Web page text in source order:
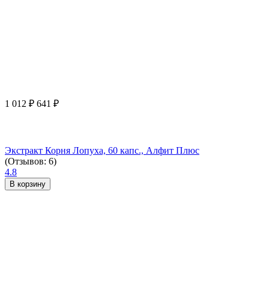
1 012 ₽ 641 ₽
Экстракт Корня Лопуха, 60 капс., Алфит Плюс
(Отзывов: 6)
4.8
В корзину